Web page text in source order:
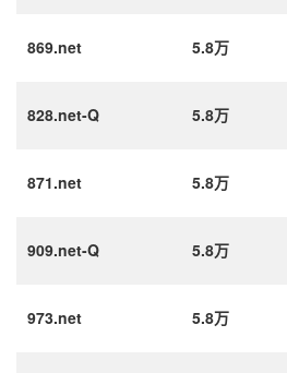
869.net 5.8万
828.net-Q 5.8万
871.net 5.8万
909.net-Q 5.8万
973.net 5.8万